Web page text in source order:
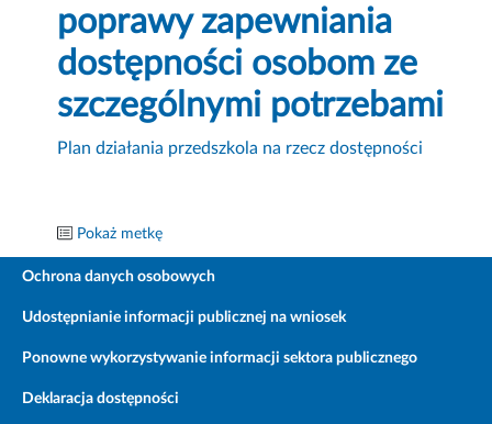
poprawy zapewniania
dostępności osobom ze
szczególnymi potrzebami
Plan działania przedszkola na rzecz dostępności
Pokaż metkę
Ochrona danych osobowych
Udostępnianie informacji publicznej na wniosek
Ponowne wykorzystywanie informacji sektora publicznego
Deklaracja dostępności